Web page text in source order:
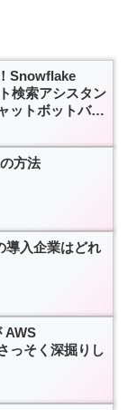
Snowflake
検索アシスタン
ットボットバー
方法
導入企業はどれ
AWS
っそく深掘りし